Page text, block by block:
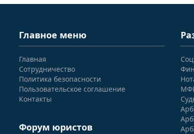
Главное меню
Главная
Сотрудничество
Политика безопасности
Пользовательское соглашение
Контакты
Форум юристов